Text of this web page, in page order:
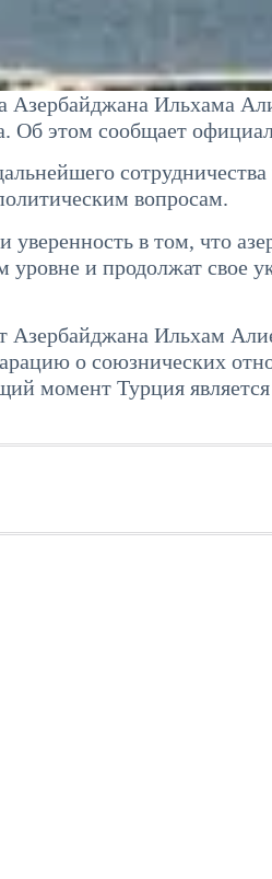
Азербайджана Ильхама
Об этом сообщает
вопросам.
в том, что
уровне и продолжат свое
Азербайджана Ильхам
о союзнических
момент Турция